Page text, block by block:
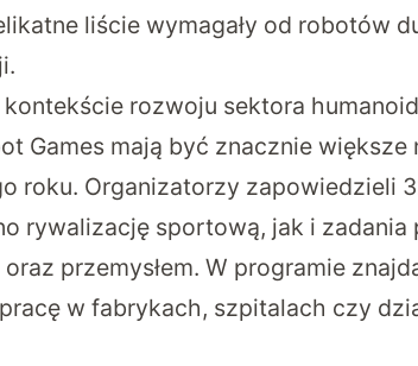
liście wymagały od robotów
rozwoju sektora
Games mają być znacznie większe
roku. Organizatorzy zapowiedzieli
rywalizację sportową, jak i zadania
przemysłem. W programie
w fabrykach, szpitalach czy